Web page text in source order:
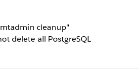
cleanup"
delete all PostgreSQL